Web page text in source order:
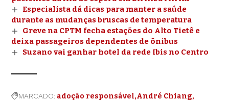
Especialista dá dicas para manter a saúde
durante as mudanças bruscas de temperatura
Greve na CPTM fecha estações do Alto Tietê e
deixa passageiros dependentes de ônibus
Suzano vai ganhar hotel da rede Ibis no Centro
MARCADO: adoção responsável André Chiang